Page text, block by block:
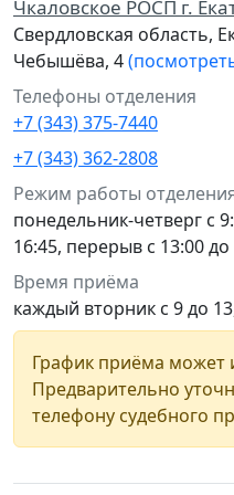
Чкаловское РОСП г.
Свердловская область,
Чебышёва, 4
Телефоны отделения
+7 (343) 375-7440
+7 (343) 362-2808
Режим работы
понедельник-четверг с
16:45, перерыв с 13:00 до
Время приёма
каждый вторник с 9 до
График приёма может
Предварительно
телефону судебного